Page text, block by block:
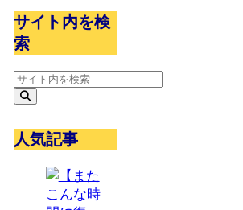
サイト内を検
索
人気記事